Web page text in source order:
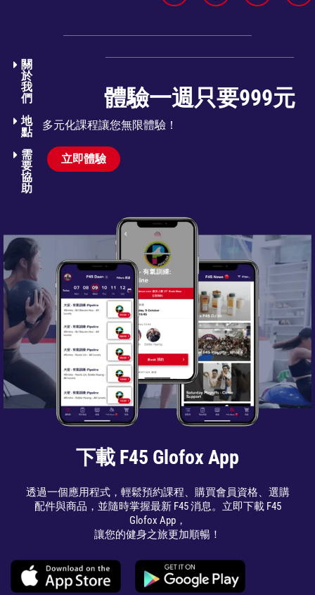
關
於
我
們​
地
點
需
要
協
助​
體驗一週只要999元
多元化課程讓您無限體驗！
立即體驗
下載 F45 Glofox App
透過一個應用程式，輕鬆預約課程、購買會員資格、選購
配件與商品，並隨時掌握最新 F45 消息。立即下載 F45
Glofox App，
讓您的健身之旅更加順暢！